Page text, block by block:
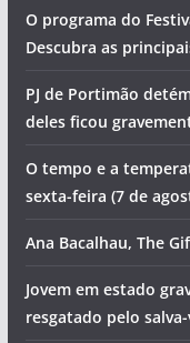
O programa do
Descubra as
PJ de Portimão
deles ficou
O tempo e a
sexta-feira (7 de
Ana Bacalhau, The
Jovem em estado
resgatado pelo